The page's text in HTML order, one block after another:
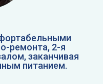
ремонта, 2-я
заканчивая
питанием.